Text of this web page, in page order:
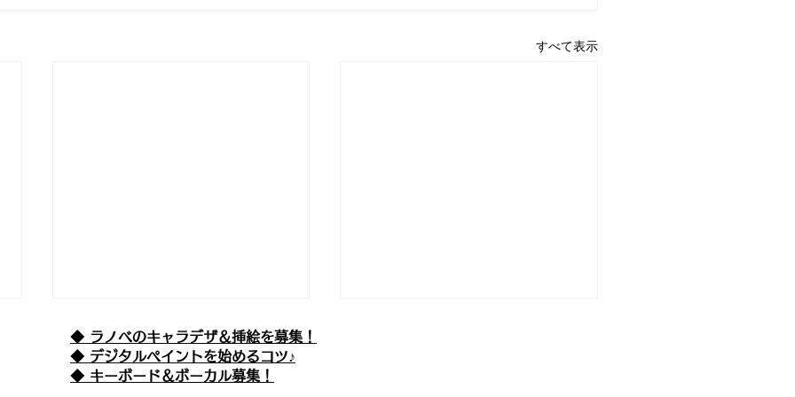
すべて表示
◆ ラノベのキャラデザ＆挿絵を募集！
​◆ デジタルペイントを始めるコツ♪
◆ キーボード＆ボーカル募集！